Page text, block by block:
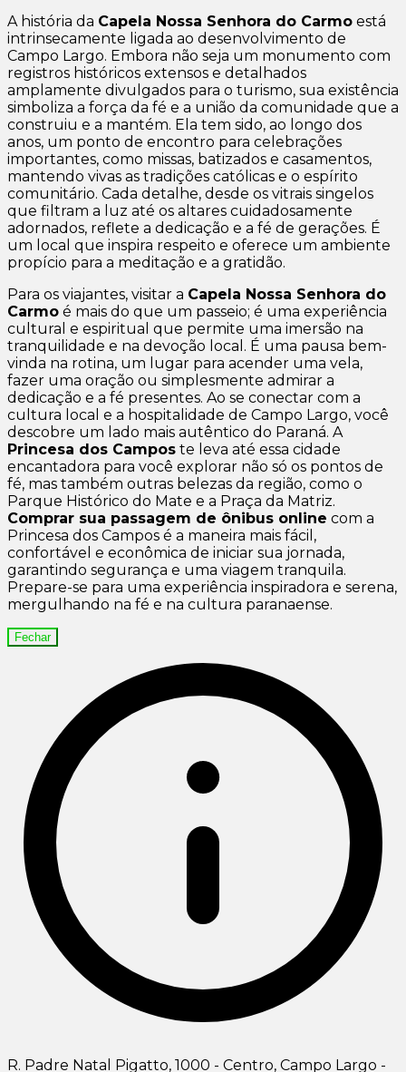
A história da Capela Nossa Senhora do Carmo está
intrinsecamente ligada ao desenvolvimento de
Campo Largo. Embora não seja um monumento com
registros históricos extensos e detalhados
amplamente divulgados para o turismo, sua existência
simboliza a força da fé e a união da comunidade que a
construiu e a mantém. Ela tem sido, ao longo dos
anos, um ponto de encontro para celebrações
importantes, como missas, batizados e casamentos,
mantendo vivas as tradições católicas e o espírito
comunitário. Cada detalhe, desde os vitrais singelos
que filtram a luz até os altares cuidadosamente
adornados, reflete a dedicação e a fé de gerações. É
um local que inspira respeito e oferece um ambiente
propício para a meditação e a gratidão.
Para os viajantes, visitar a Capela Nossa Senhora do
Carmo é mais do que um passeio; é uma experiência
cultural e espiritual que permite uma imersão na
tranquilidade e na devoção local. É uma pausa bem-
vinda na rotina, um lugar para acender uma vela,
fazer uma oração ou simplesmente admirar a
dedicação e a fé presentes. Ao se conectar com a
cultura local e a hospitalidade de Campo Largo, você
descobre um lado mais autêntico do Paraná. A
Princesa dos Campos te leva até essa cidade
encantadora para você explorar não só os pontos de
fé, mas também outras belezas da região, como o
Parque Histórico do Mate e a Praça da Matriz.
Comprar sua passagem de ônibus online com a
Princesa dos Campos é a maneira mais fácil,
confortável e econômica de iniciar sua jornada,
garantindo segurança e uma viagem tranquila.
Prepare-se para uma experiência inspiradora e serena,
mergulhando na fé e na cultura paranaense.
Fechar
R. Padre Natal Pigatto, 1000 - Centro, Campo Largo -